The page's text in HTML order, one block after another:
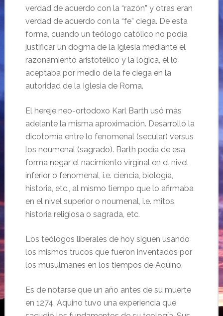
verdad de acuerdo con la “razón” y otras eran
verdad de acuerdo con la “fe” ciega. De esta
forma, cuando un teólogo católico no podía
justificar un dogma de la Iglesia mediante el
razonamiento aristotélico y la lógica, él lo
aceptaba por medio de la fe ciega en la
autoridad de la Iglesia de Roma.
El hereje neo-ortodoxo Karl Barth usó más
adelante la misma aproximación. Desarrolló la
dicotomía entre lo fenomenal (secular) versus
los noumenal (sagrado). Barth podía de esa
forma negar el nacimiento virginal en el nivel
inferior o fenomenal, i.e. ciencia, biología,
historia, etc., al mismo tiempo que lo afirmaba
en el nivel superior o noumenal, i.e. mitos,
historia religiosa o sagrada, etc.
Los teólogos liberales de hoy siguen usando
los mismos trucos que fueron inventados por
los musulmanes en los tiempos de Aquino.
Es de notarse que un año antes de su muerte
en 1274, Aquino tuvo una experiencia que